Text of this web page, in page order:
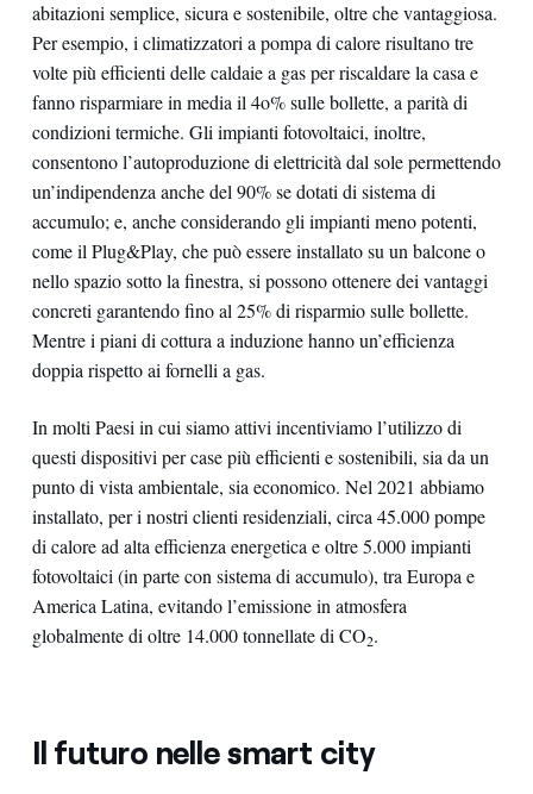
abitazioni semplice, sicura e sostenibile, oltre che vantaggiosa.
Per esempio, i climatizzatori a pompa di calore risultano tre
volte più efficienti delle caldaie a gas per riscaldare la casa e
fanno risparmiare in media il 4o% sulle bollette, a parità di
condizioni termiche. Gli impianti fotovoltaici, inoltre,
consentono l’autoproduzione di elettricità dal sole permettendo
un’indipendenza anche del 90% se dotati di sistema di
accumulo; e, anche considerando gli impianti meno potenti,
come il Plug&Play, che può essere installato su un balcone o
nello spazio sotto la finestra, si possono ottenere dei vantaggi
concreti garantendo fino al 25% di risparmio sulle bollette.
Mentre i piani di cottura a induzione hanno un’efficienza
doppia rispetto ai fornelli a gas.
In molti Paesi in cui siamo attivi incentiviamo l’utilizzo di
questi dispositivi per case più efficienti e sostenibili, sia da un
punto di vista ambientale, sia economico. Nel 2021 abbiamo
installato, per i nostri clienti residenziali, circa 45.000 pompe
di calore ad alta efficienza energetica e oltre 5.000 impianti
fotovoltaici (in parte con sistema di accumulo), tra Europa e
America Latina, evitando l’emissione in atmosfera
globalmente di oltre 14.000 tonnellate di CO2.
Il futuro nelle smart city